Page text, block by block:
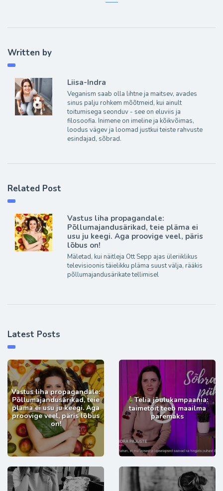
Written by
Liisa-Indra
Veganism saab olla lihtne ja maitsev, avades
sinus palju rohkem mõõtmeid, kui ainult
toitumisega seonduv - see on eluviis ja
filosoofia. Inimene on imeline ja kõikvõimas,
loodus vägev ja loomad justkui teiste rahvuste
esindajad, sõbrad.
Related Post
Vastus liha propagandale:
Põllumajandusärikad, teie pläma ei
usu ju keegi. Aga proovige veel, päris
lõbus on!
Mäletad, kui näitleja Ott Sepp ajas üleriiklikus
televisioonis täielikku pläma suust välja, rääkis
põllumajandusärikate tellimisel
Latest Posts
Vastus liha propagandale:
Põllumajandusärikad, teie
pläma ei usu ju keegi. Aga
proovige veel, päris lõbus
on!
Telia jõulukampaania:
taimetoit teeb maailma
paremaks